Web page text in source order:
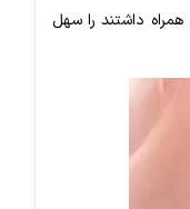
داشتند را سهل